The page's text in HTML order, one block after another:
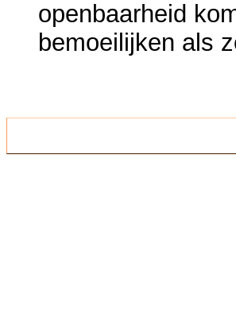
openbaarheid
bemoeilijken als